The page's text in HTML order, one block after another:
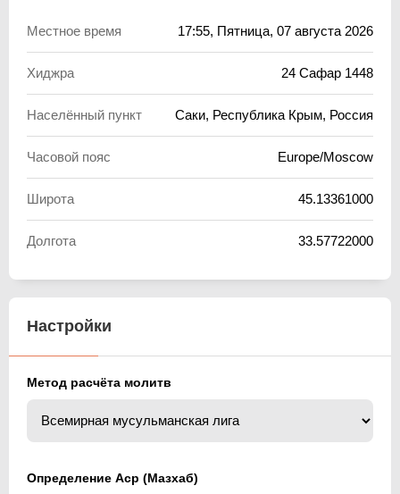
Местное время 17:55, Пятница, 07 августа 2026
Хиджра 24 Сафар 1448
Населённый пункт Саки, Республика Крым, Россия
Часовой пояс Europe/Moscow
Широта 45.13361000
Долгота 33.57722000
Настройки
Метод расчёта молитв
Определение Аср (Мазхаб)